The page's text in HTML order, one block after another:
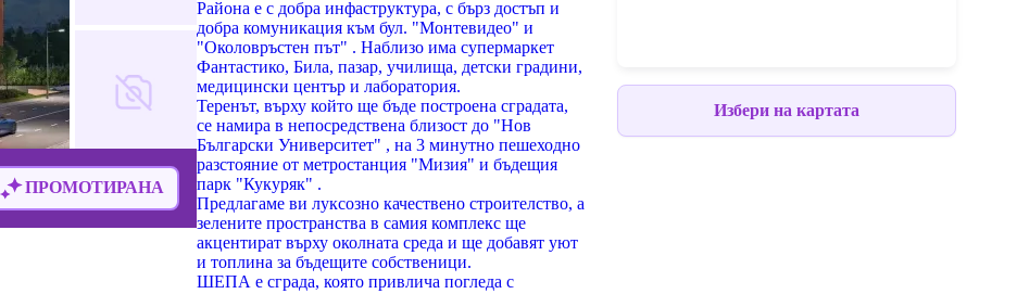
ПРОМОТИРАНА
Района е с добра инфаструктура, с бърз достъп и
добра комуникация към бул. "Монтевидео" и
"Околовръстен път" . Наблизо има супермаркет
Фантастико, Била, пазар, училища, детски градини,
медицински център и лаборатория.
Теренът, върху който ще бъде построена сградата,
се намира в непосредствена близост до "Нов
Български Университет" , на 3 минутно пешеходно
разстояние от метростанция "Мизия" и бъдещия
парк "Кукуряк" .
Предлагаме ви луксозно качествено строителство, а
зелените пространства в самия комплекс ще
акцентират върху околната среда и ще добавят уют
и топлина за бъдещите собственици.
ШЕПА е сграда, която привлича погледа с
Избери на картата